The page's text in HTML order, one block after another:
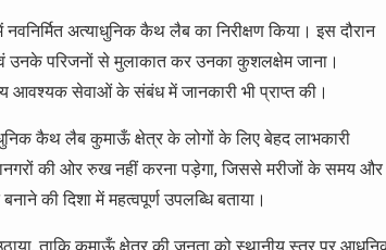
अत्याधुनिक कैथ लैब का निरीक्षण किया। इस दौरान
उनके परिजनों से मुलाकात कर उनका कुशलक्षेम जाना।
आवश्यक सेवाओं के संबंध में जानकारी भी प्राप्त की।
कैथ लैब कुमाऊँ क्षेत्र के लोगों के लिए बेहद लाभकारी
की ओर रुख नहीं करना पड़ेगा, जिससे मरीजों के समय और
की दिशा में महत्वपूर्ण उपलब्धि बताया।